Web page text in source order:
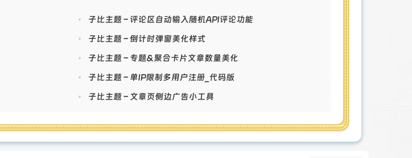
•
子比主题 – 评论区自动输入随机API评论功能
•
子比主题 – 倒计时弹窗美化样式
•
子比主题 – 专题&聚合卡片文章数量美化
•
子比主题 – 单IP限制多用户注册_代码版
• 子比主题 – 文章页侧边广告小工具